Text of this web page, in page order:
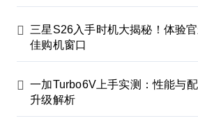
三星S26入手时机大揭秘！体验
佳购机窗口
一加Turbo6V上手实测：性能与
升级解析